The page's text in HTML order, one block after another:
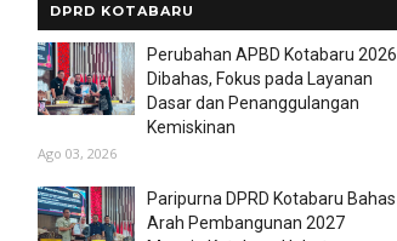
DPRD KOTABARU
Perubahan APBD Kotabaru 2026
Dibahas, Fokus pada Layanan
Dasar dan Penanggulangan
Kemiskinan
Ago 03, 2026
Paripurna DPRD Kotabaru Bahas
Arah Pembangunan 2027